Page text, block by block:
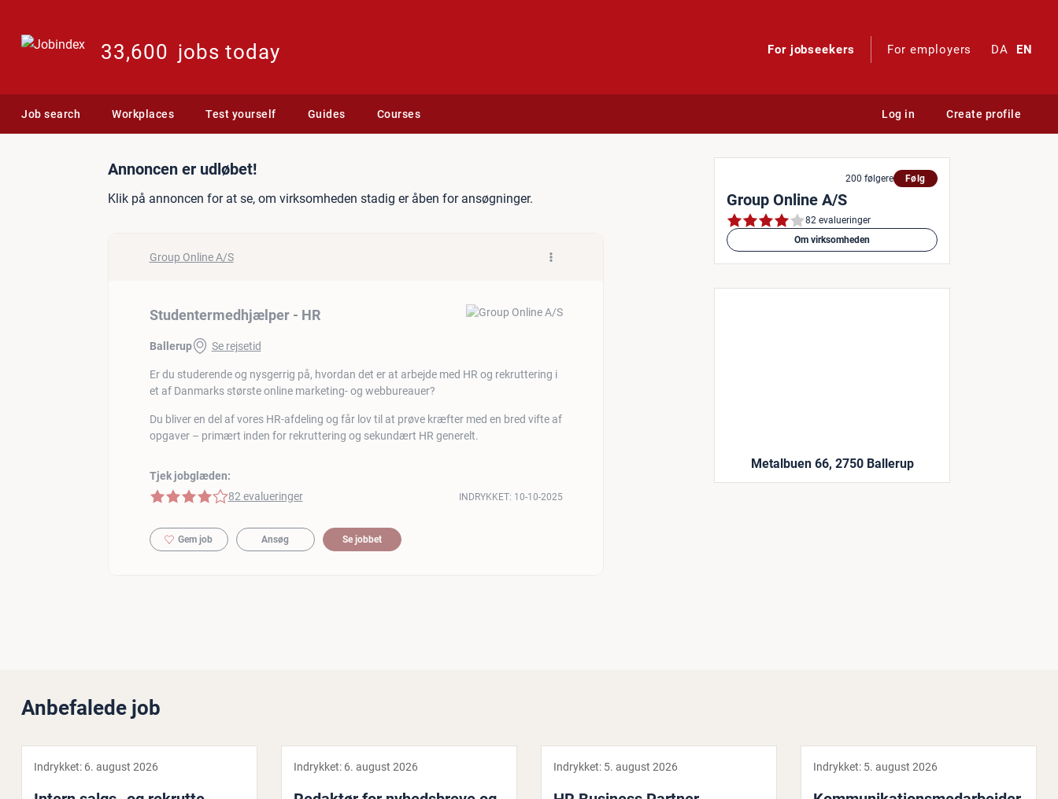
33,600 jobs today For jobseekers For employers DA EN
Job search Workplaces Test yourself Guides Courses Log in Create profile
Jobannonce: Studentermedhjælper - HR
Annoncen er udløbet!
Klik på annoncen for at se, om virksomheden stadig er åben for ansøgninger.
Group Online A/S
Studentermedhjælper - HR
Ballerup Se rejsetid
Er du studerende og nysgerrig på, hvordan det er at arbejde med HR og rekruttering i
et af Danmarks største online marketing- og webbureauer?
Du bliver en del af vores HR-afdeling og får lov til at prøve kræfter med en bred vifte af
opgaver – primært inden for rekruttering og sekundært HR generelt.
Tjek jobglæden:
4 af 5 stjerner
82 evalueringer INDRYKKET: 10-10-2025
Gem job Ansøg Se jobbet
200 følgere Følg
Group Online A/S
82 evalueringer
Om virksomheden
Metalbuen 66, 2750 Ballerup
Anbefalede job
Indrykket: 6. august 2026 Indrykket: 6. august 2026 Indrykket: 5. august 2026 Indrykket: 5. august 2026